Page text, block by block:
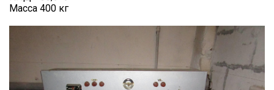
Масса 400 кг